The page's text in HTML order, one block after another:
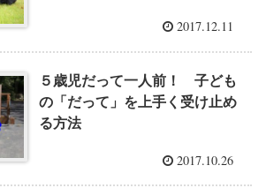
2017.12.11
５歳児だって一人前！ 子ども
の「だって」を上手く受け止め
る方法
2017.10.26